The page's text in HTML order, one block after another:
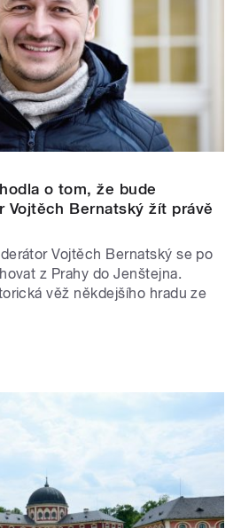
o tom, že bude
Vojtěch Bernatský žít právě
Vojtěch Bernatský se po
z Prahy do Jenštejna.
věž někdejšího hradu ze